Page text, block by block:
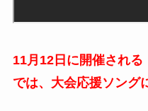
11月12日に開催される
では、大会応援ソング